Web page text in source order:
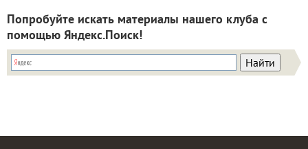
Попробуйте искать материалы нашего клуба с
помощью Яндекс.Поиск!